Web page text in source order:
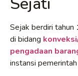
Sejak berdiri tahun
di bidang
pengadaan
instansi